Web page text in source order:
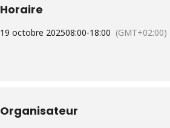
Horaire
19 octobre 202508:00-18:00 (GMT+02:00)
Organisateur